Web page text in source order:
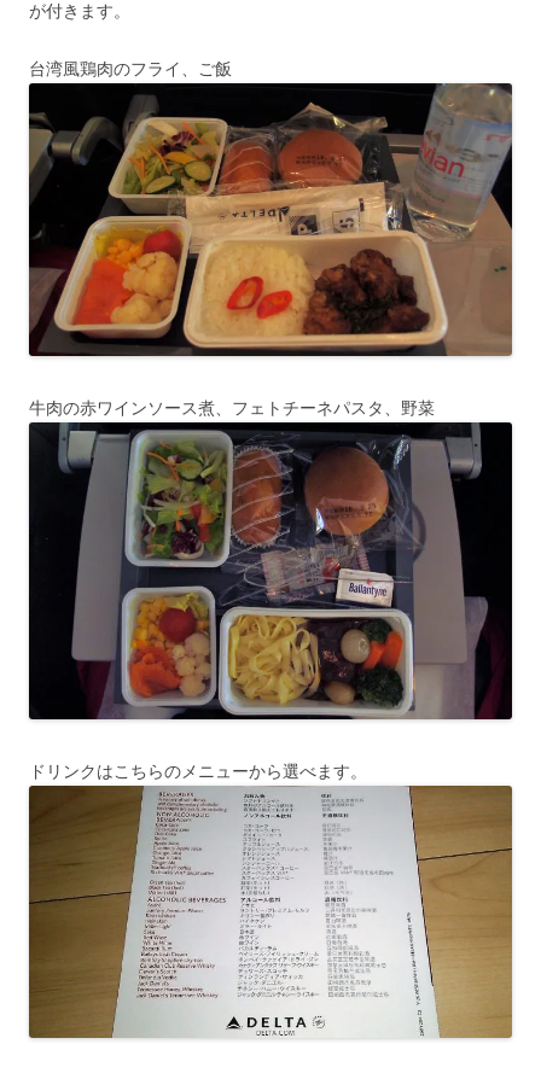
が付きます。
台湾風鶏肉のフライ、ご飯
牛肉の赤ワインソース煮、フェトチーネパスタ、野菜
ドリンクはこちらのメニューから選べます。